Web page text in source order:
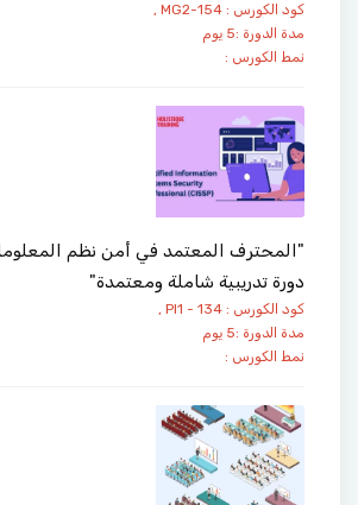
كود الكورس : MG2-154 ,
مدة الدورة :5 يوم
نمط الكورس :
دورة تدريبية شاملة ومعتمدة"
كود الكورس : PI1 - 134 ,
مدة الدورة :5 يوم
نمط الكورس :